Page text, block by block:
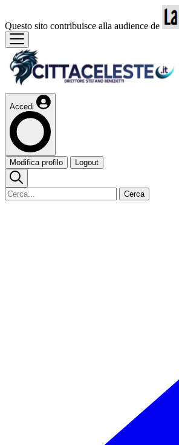
Questo sito contribuisce alla audience de
Accedi
Modifica profilo Logout
Cerca